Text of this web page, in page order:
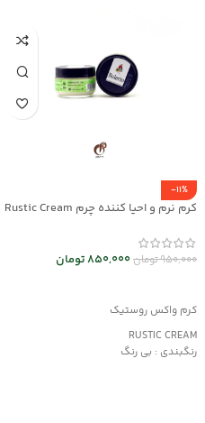
-11%
کرم نرم و احیا کننده چرم Rustic Cream
950,000تومان850,000تومان
کرم واکس روستیک
RUSTIC CREAM
رنگبندی : بی رنگ